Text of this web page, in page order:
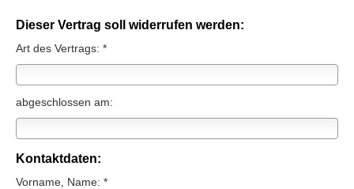
Dieser Vertrag soll widerrufen werden:
Art des Vertrags: *
abgeschlossen am:
Kontaktdaten:
Vorname, Name: *